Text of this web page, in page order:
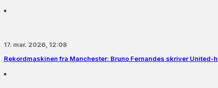
17. mar. 2026, 12:08
Rekordmaskinen fra Manchester: Bruno Fernandes skriver United-